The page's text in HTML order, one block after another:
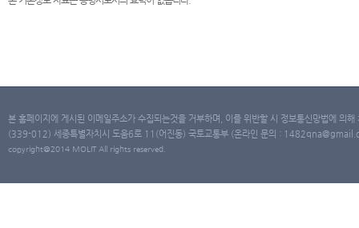
본 홈페이지에 게시된 이메일주소가 수집되는것을 거부하며, 이를 위반할 시 정보통신망법에 의
(339-012) 세종특별자치시 도움6로 11(어진동) 국토교통부 (온라인 문의 :
copyright@2014 MOLIT All rights reserved.